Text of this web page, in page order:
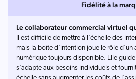
Fidélité à la
Le collaborateur commercial virtuel
Il est difficile de mettre à l'échelle des
mais la boîte d'intention joue le rôle d'un
numérique toujours disponible. Elle
s'adapte aux besoins individuels et